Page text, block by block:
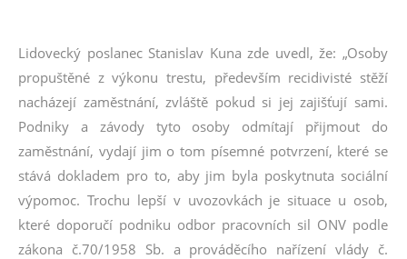
Lidovecký poslanec Stanislav Kuna zde uvedl, že: „Osoby
propuštěné z výkonu trestu, především recidivisté stěží
nacházejí zaměstnání, zvláště pokud si jej zajišťují sami.
Podniky a závody tyto osoby odmítají přijmout do
zaměstnání, vydají jim o tom písemné potvrzení, které se
stává dokladem pro to, aby jim byla poskytnuta sociální
výpomoc. Trochu lepší v uvozovkách je situace u osob,
které doporučí podniku odbor pracovních sil ONV podle
zákona č.70/1958 Sb. a prováděcího nařízení vlády č.